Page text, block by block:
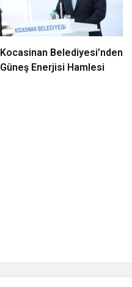
Kocasinan Belediyesi’nden
Güneş Enerjisi Hamlesi